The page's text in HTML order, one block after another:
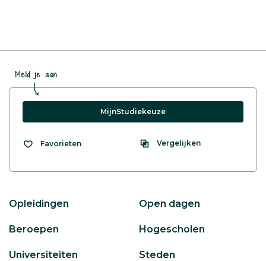
Meld je aan
MijnStudiekeuze
Favorieten Vergelijken
Opleidingen Open dagen
Beroepen Hogescholen
Universiteiten Steden